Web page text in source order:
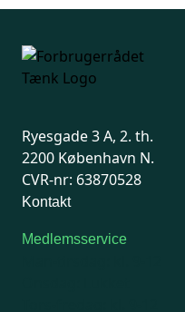
Ryesgade 3 A, 2. th.
2200 København N.
CVR-nr: 63870528
Kontakt
Medlemsservice